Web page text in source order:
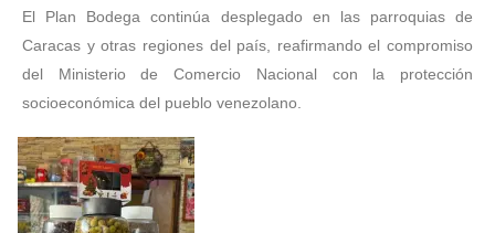
El Plan Bodega continúa desplegado en las parroquias de
Caracas y otras regiones del país, reafirmando el compromiso
del Ministerio de Comercio Nacional con la protección
socioeconómica del pueblo venezolano.